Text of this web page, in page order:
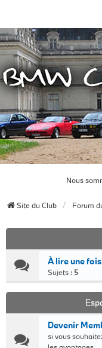
Nous
Site du Club Forum
À lire une
Sujets : 5
Devenir
si vous